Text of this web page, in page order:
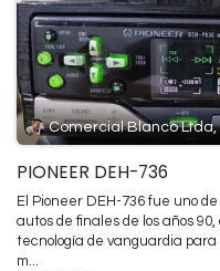
Comercial Blanco
PIONEER DEH-736
El Pioneer DEH-736 fue uno
autos de finales de los años
tecnología de vanguardia para
m...